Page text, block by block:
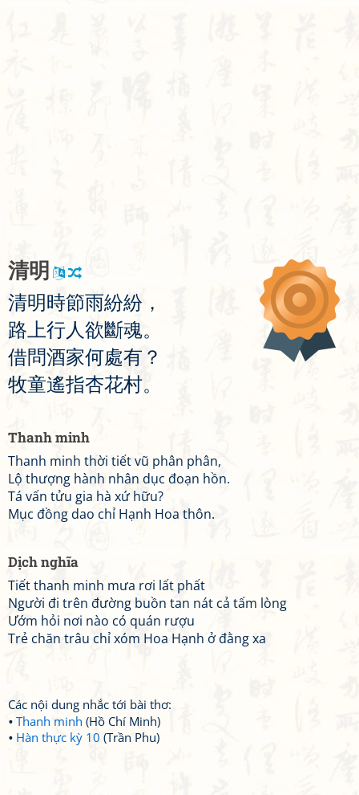
清明
清明時節雨紛紛 ，
路 上行人欲斷魂。
借問酒家何處有 ？
牧童遙指杏花村。
Thanh minh
Thanh minh thời tiết vũ phân phân,
Lộ thượng hành nhân dục đoạn hồn.
Tá vấn tửu gia hà xứ hữu?
Mục đồng dao chỉ Hạnh Hoa thôn.
Dịch nghĩa
Tiết thanh minh mưa rơi lất phất
Người đi trên đường buồn tan nát cả tấm lòng
Ướm hỏi nơi nào có quán rượu
Trẻ chăn trâu chỉ xóm Hoa Hạnh ở đằng xa
Các nội dung nhắc tới bài thơ:
Thanh minh (Hồ Chí Minh)
Hàn thực kỳ 10 (Trần Phu)